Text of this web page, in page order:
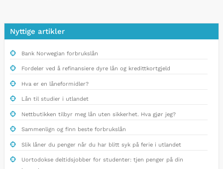
Nyttige artikler
Bank Norwegian forbrukslån
Fordeler ved å refinansiere dyre lån og kredittkortgjeld
Hva er en låneformidler?
Lån til studier i utlandet
Nettbutikken tilbyr meg lån uten sikkerhet. Hva gjør jeg?
Sammenlign og finn beste forbrukslån
Slik låner du penger når du har blitt syk på ferie i utlandet
Uortodokse deltidsjobber for studenter: tjen penger på din